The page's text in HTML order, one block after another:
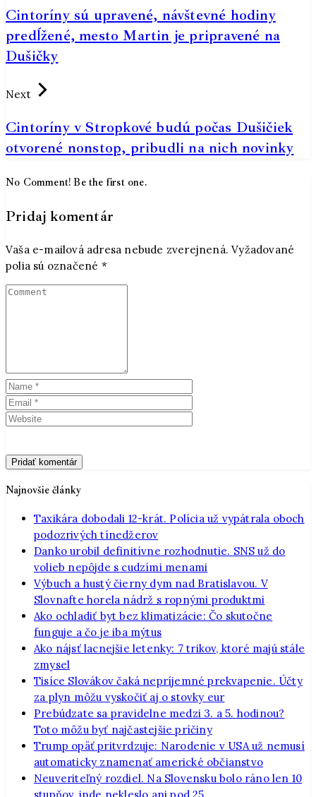
Cintoríny sú upravené, návštevné hodiny
predĺžené, mesto Martin je pripravené na
Dušičky
Next
Cintoríny v Stropkové budú počas Dušičiek
otvorené nonstop, pribudli na nich novinky
No Comment! Be the first one.
Pridaj komentár
Vaša e-mailová adresa nebude zverejnená. Vyžadované
polia sú označené *
Najnovšie články
Taxikára dobodali 12-krát. Polícia už vypátrala oboch
podozrivých tínedžerov
Danko urobil definitívne rozhodnutie. SNS už do
volieb nepôjde s cudzími menami
Výbuch a hustý čierny dym nad Bratislavou. V
Slovnafte horela nádrž s ropnými produktmi
Ako ochladiť byt bez klimatizácie: Čo skutočne
funguje a čo je iba mýtus
Ako nájsť lacnejšie letenky: 7 trikov, ktoré majú stále
zmysel
Tisíce Slovákov čaká nepríjemné prekvapenie. Účty
za plyn môžu vyskočiť aj o stovky eur
Prebúdzate sa pravidelne medzi 3. a 5. hodinou?
Toto môžu byť najčastejšie príčiny
Trump opäť pritvrdzuje: Narodenie v USA už nemusí
automaticky znamenať americké občianstvo
Neuveriteľný rozdiel. Na Slovensku bolo ráno len 10